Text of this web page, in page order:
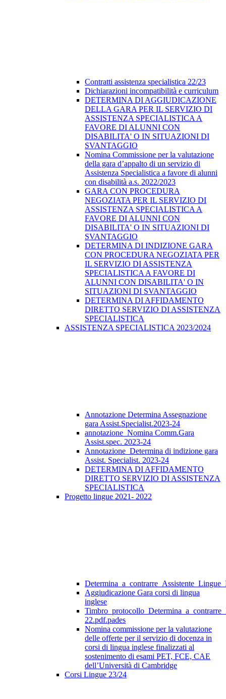
Contratti assistenza specialistica 22/23
Dichiarazioni incompatibilità e curriculum
DETERMINA DI AGGIUDICAZIONE
DELLA GARA PER IL SERVIZIO DI
ASSISTENZA SPECIALISTICA A
FAVORE DI ALUNNI CON
DISABILITA' O IN SITUAZIONI DI
SVANTAGGIO
Nomina Commissione per la valutazione
della gara d’appalto di un servizio di
Assistenza Specialistica a favore di alunni
con disabilità a.s. 2022/2023
GARA CON PROCEDURA
NEGOZIATA PER IL SERVIZIO DI
ASSISTENZA SPECIALISTICA A
FAVORE DI ALUNNI CON
DISABILITA' O IN SITUAZIONI DI
SVANTAGGIO
DETERMINA DI INDIZIONE GARA
CON PROCEDURA NEGOZIATA PER
IL SERVIZIO DI ASSISTENZA
SPECIALISTICA A FAVORE DI
ALUNNI CON DISABILITA' O IN
SITUAZIONI DI SVANTAGGIO
DETERMINA DI AFFIDAMENTO
DIRETTO SERVIZIO DI ASSISTENZA
SPECIALISTICA
ASSISTENZA SPECIALISTICA 2023/2024
Annotazione Determina Assegnazione
gara Assist.Specialist.2023-24
annotazione_Nomina Comm.Gara
Assist.spec. 2023-24
Annotazione_Determina di indizione gara
Assist. Specialist. 2023-24
DETERMINA DI AFFIDAMENTO
DIRETTO SERVIZIO DI ASSISTENZA
SPECIALISTICA
Progetto lingue 2021- 2022
Aggiudicazione Gara corsi di lingua
inglese
22.pdf.pades
Nomina commissione per la valutazione
delle offerte per il servizio di docenza in
corsi di lingua inglese finalizzati al
sostenimento di esami PET, FCE, CAE
dell’Università di Cambridge
Corsi Lingue 23/24